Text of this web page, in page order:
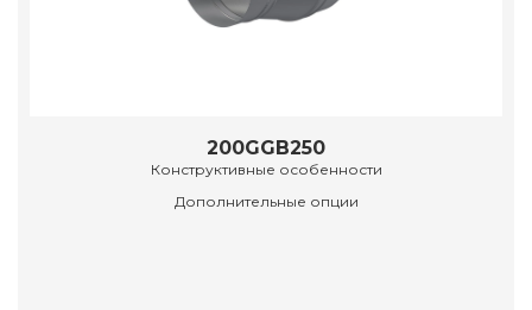
200GGB250
Конструктивные особенности
Дополнительные опции